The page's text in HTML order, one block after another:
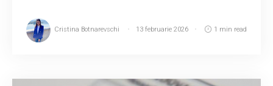
Cristina Botnarevschi 13 februarie 2026 1 min read